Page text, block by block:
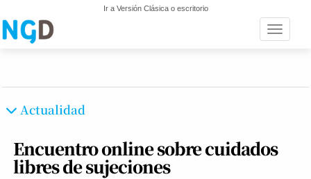
Ir a Versión Clásica o escritorio
Toggle
Actualidad
Encuentro online sobre cuidados
libres de sujeciones